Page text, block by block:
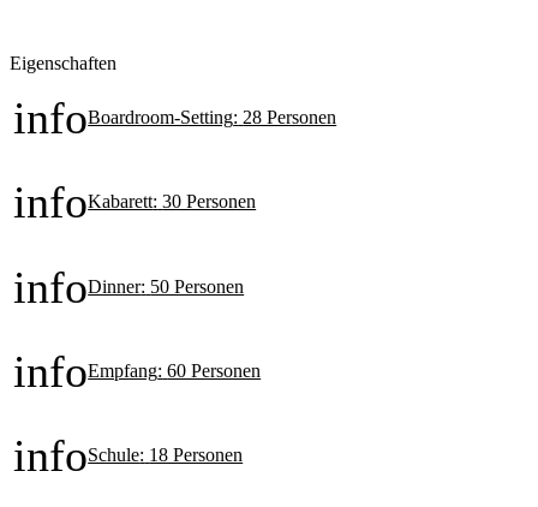
Eigenschaften
infoBoardroom-Setting: 28 Personen
infoKabarett: 30 Personen
infoDinner: 50 Personen
infoEmpfang: 60 Personen
infoSchule: 18 Personen